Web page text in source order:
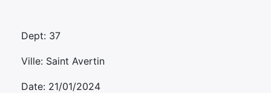
Dept: 37
Ville: Saint Avertin
Date: 21/01/2024